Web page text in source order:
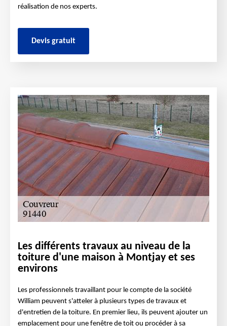
réalisation de nos experts.
Devis gratuit
Les différents travaux au niveau de la
toiture d'une maison à Montjay et ses
environs
Les professionnels travaillant pour le compte de la société
William peuvent s'atteler à plusieurs types de travaux et
d'entretien de la toiture. En premier lieu, ils peuvent ajouter un
emplacement pour une fenêtre de toit ou procéder à sa